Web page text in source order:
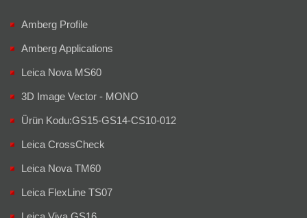
Amberg Profile
Amberg Applications
Leica Nova MS60
3D Image Vector - MONO
Ürün Kodu:GS15-GS14-CS10-012
Leica CrossCheck
Leica Nova TM60
Leica FlexLine TS07